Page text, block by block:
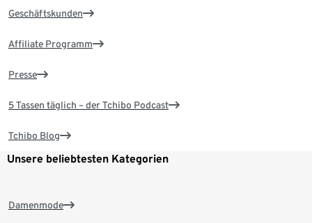
Geschäftskunden
Affiliate Programm
Presse
5 Tassen täglich – der Tchibo Podcast
Tchibo Blog
Unsere beliebtesten Kategorien
Damenmode